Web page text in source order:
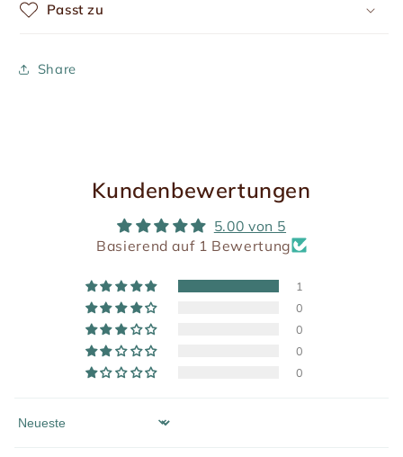
Passt zu
Share
Kundenbewertungen
5.00 von 5
Basierend auf 1 Bewertung
1
0
0
0
0
Sort by